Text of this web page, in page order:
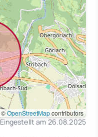
©OpenStreetMapcontributors
Eingestellt am 26.08.2025